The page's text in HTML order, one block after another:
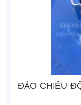
ĐẢO CHIỀU